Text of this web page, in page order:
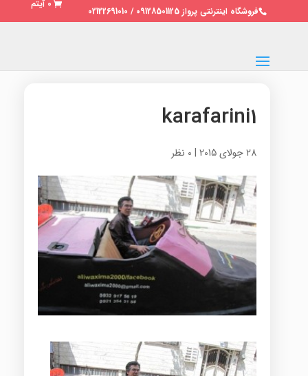
فروشگاه اینترنتی پرواز 09128501125 / 02122691010
0 آیتم
karafarini1
28 جولای 2015 | 0 نظر